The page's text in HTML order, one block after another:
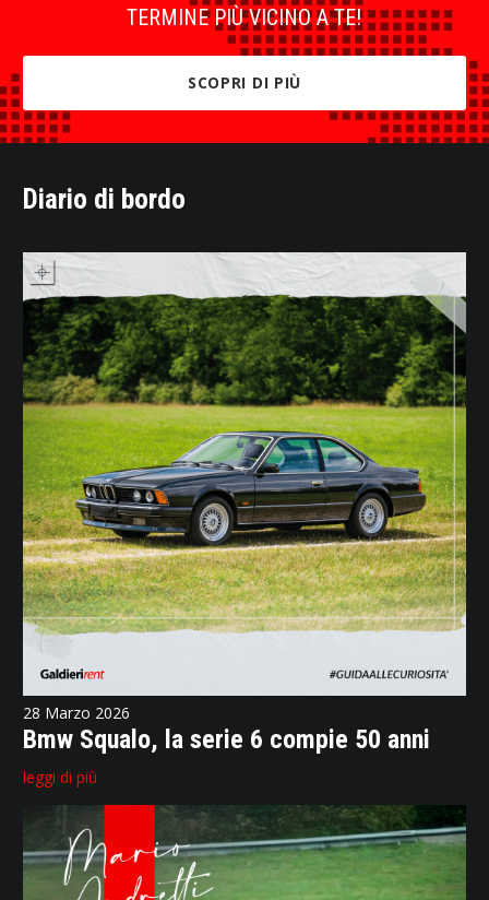
TERMINE PIÙ VICINO A TE!
SCOPRI DI PIÙ
Diario di bordo
28 Marzo 2026
Bmw Squalo, la serie 6 compie 50 anni
leggi di più